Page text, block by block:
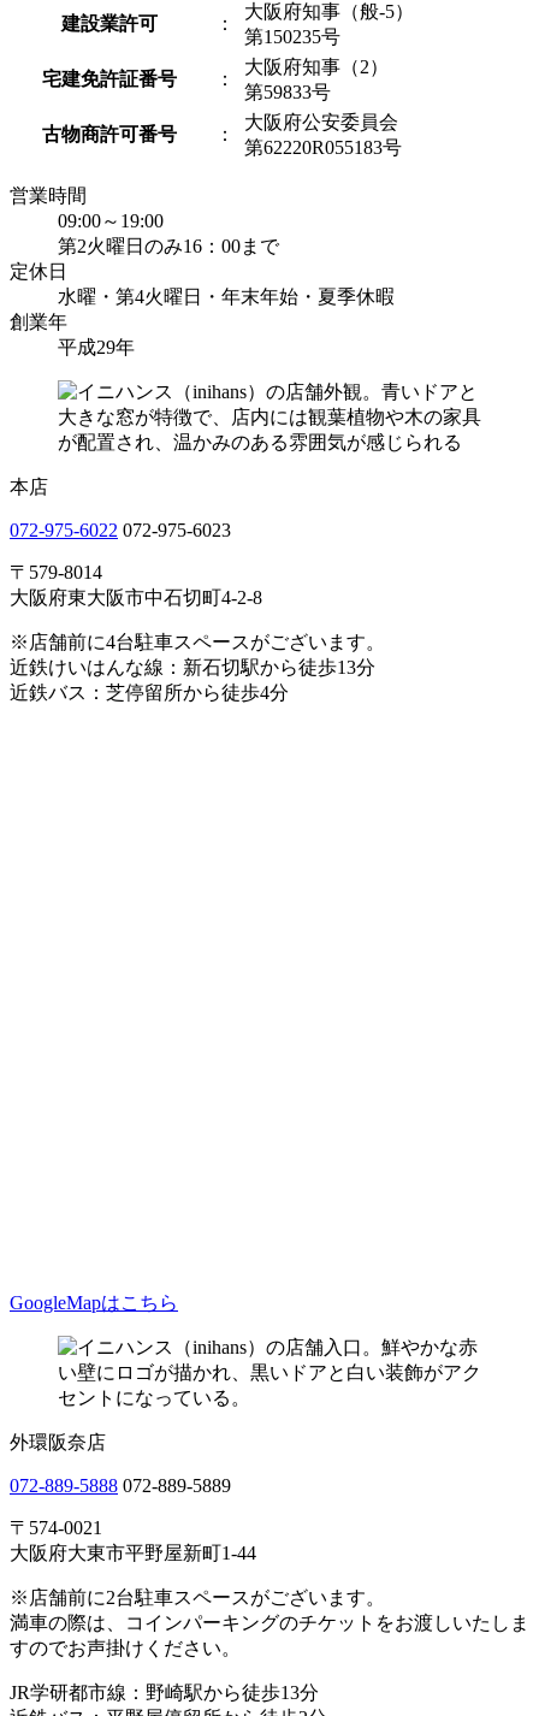
建設業許可 ：
大阪府知事（般-5）
第150235号
宅建免許証番号 ：
大阪府知事（2）
第59833号
古物商許可番号 ：
大阪府公安委員会
第62220R055183号
営業時間
09:00～19:00
第2火曜日のみ16：00まで
定休日
水曜・第4火曜日・年末年始・夏季休暇
創業年
平成29年
本店
072-975-6022 072-975-6023
〒579-8014
大阪府東大阪市中石切町4-2-8
※店舗前に4台駐車スペースがございます。
近鉄けいはんな線：新石切駅から徒歩13分
近鉄バス：芝停留所から徒歩4分
GoogleMapはこちら
外環阪奈店
072-889-5888 072-889-5889
〒574-0021
大阪府大東市平野屋新町1-44
※店舗前に2台駐車スペースがございます。
満車の際は、コインパーキングのチケットをお渡しいたしま
すのでお声掛けください。
JR学研都市線：野崎駅から徒歩13分